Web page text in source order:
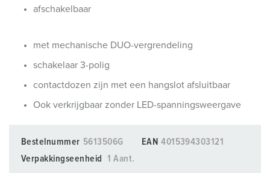
afschakelbaar
met mechanische DUO-vergrendeling
schakelaar 3-polig
contactdozen zijn met een hangslot afsluitbaar
Ook verkrijgbaar zonder LED-spanningsweergave
Bestelnummer 5613506G EAN 4015394303121
Verpakkingseenheid
1 Aant.